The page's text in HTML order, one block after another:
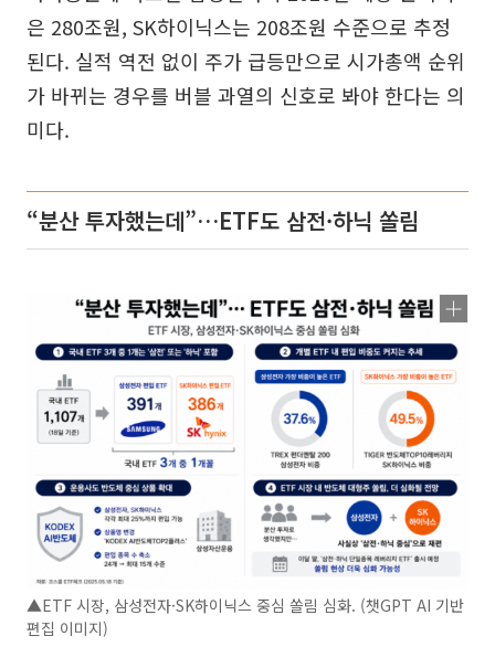
은 280조원, SK하이닉스는 208조원 수준으로 추정
된다. 실적 역전 없이 주가 급등만으로 시가총액 순위
가 바뀌는 경우를 버블 과열의 신호로 봐야 한다는 의
미다.
“분산 투자했는데”…ETF도 삼전·하닉 쏠림
▲ETF 시장, 삼성전자·SK하이닉스 중심 쏠림 심화. (챗GPT AI 기반
편집 이미지)